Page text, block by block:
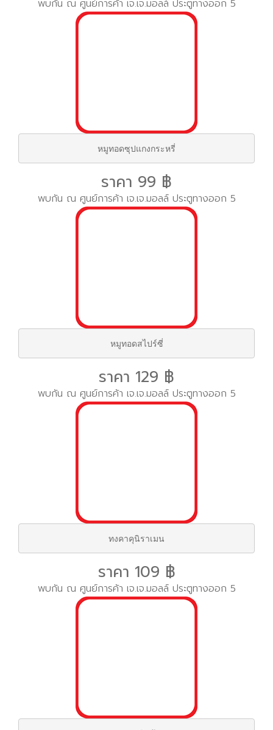
พบกัน ณ ศูนย์การค้า เจ.เจ.มอลล์ ประตูทางออก 5
หมูทอดซุปแกงกระหรี่
ราคา 99 ฿
พบกัน ณ ศูนย์การค้า เจ.เจ.มอลล์ ประตูทางออก 5
หมูทอดสไปร์ซี่
ราคา 129 ฿
พบกัน ณ ศูนย์การค้า เจ.เจ.มอลล์ ประตูทางออก 5
ทงคาคุนิราเมน
ราคา 109 ฿
พบกัน ณ ศูนย์การค้า เจ.เจ.มอลล์ ประตูทางออก 5